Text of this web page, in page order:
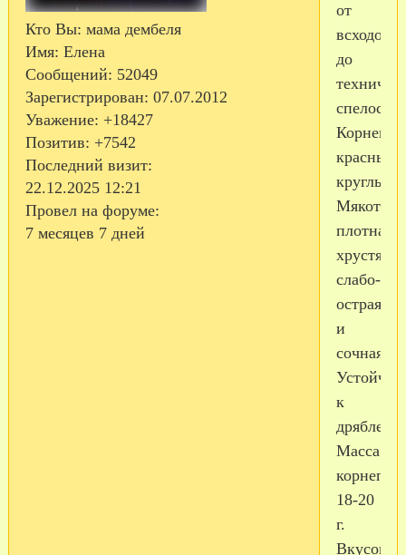
Кто Вы: мама дембеля
Имя: Елена
Сообщений: 52049
Зарегистрирован: 07.07.2012
Уважение: +18427
Позитив: +7542
Последний визит:
22.12.2025 12:21
Провел на форуме:
7 месяцев 7 дней
от
всходов
до
красный,
круглый.
Мякоть
плотная,
слабо-
острая
и
сочная.
Устойчив
к
Масса
18-20
г.
Вкусовые